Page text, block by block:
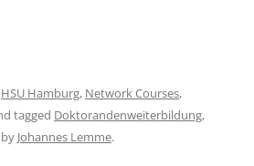
HSU Hamburg, Network Courses,
tagged Doktorandenweiterbildung,
Johannes Lemme.